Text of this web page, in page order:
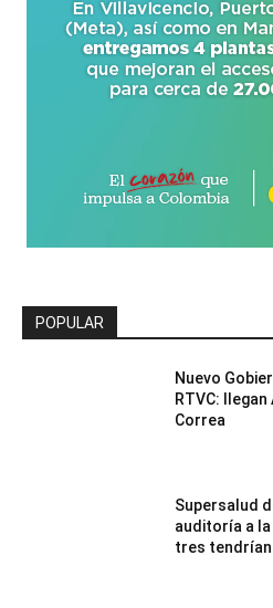
POPULAR
Nuevo
RTVC:
Correa
Supersalud
auditoría a
tres tendrían